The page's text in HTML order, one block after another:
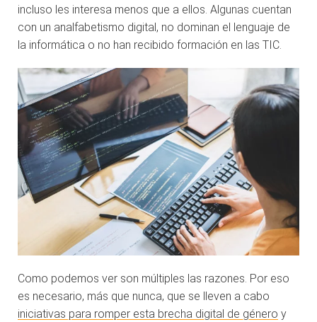
incluso les interesa menos que a ellos. Algunas cuentan
con un analfabetismo digital, no dominan el lenguaje de
la informática o no han recibido formación en las TIC.
Como podemos ver son múltiples las razones. Por eso
es necesario, más que nunca, que se lleven a cabo
iniciativas para romper esta brecha digital de género y